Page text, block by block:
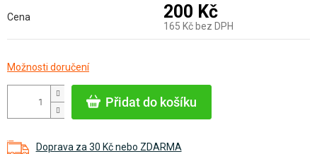
Přidat do košíku
Doprava za 30 Kč nebo ZDARMA
Cena 200 Kč
165 Kč bez DPH
cena:
Možnosti doručení